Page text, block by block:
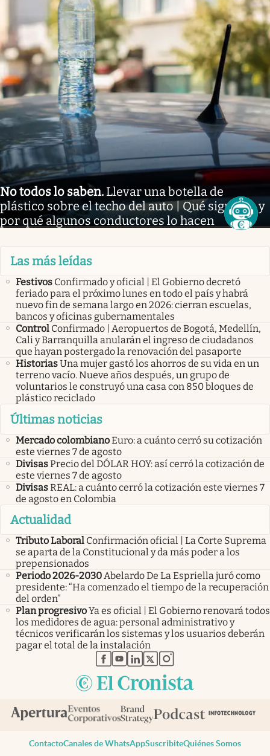
No todos lo saben. Llevar una botella de
plástico sobre el techo del auto | Qué significa y
por qué algunos conductores lo hacen
Las más leídas
Festivos Confirmado y oficial | El Gobierno decretó
feriado para el próximo lunes en todo el país y habrá
nuevo fin de semana largo en 2026: cierran escuelas,
bancos y oficinas gubernamentales
Control Confirmado | Aeropuertos de Bogotá, Medellín,
Cali y Barranquilla anularán el ingreso de ciudadanos
que hayan postergado la renovación del pasaporte
HistoriasUna mujer gastó los ahorros de su vida en un
terreno vacío. Nueve años después, un grupo de
voluntarios le construyó una casa con 850 bloques de
plástico reciclado
Últimas noticias
Mercado colombianoEuro: a cuánto cerró su cotización
este viernes 7 de agosto
DivisasPrecio del DÓLAR HOY: así cerró la cotización de
este viernes 7 de agosto
DivisasREAL: a cuánto cerró la cotización este viernes 7
de agosto en Colombia
Actualidad
Tributo Laboral Confirmación oficial | La Corte Suprema
se aparta de la Constitucional y da más poder a los
prepensionados
Periodo 2026-2030Abelardo De La Espriella juró como
presidente: “Ha comenzado el tiempo de la recuperación
del orden”
Plan progresivoYa es oficial | El Gobierno renovará todos
los medidores de agua: personal administrativo y
técnicos verificarán los sistemas y los usuarios deberán
pagar el total de la instalación
abre en nueva pestaña
abre en nueva pestaña
abre en nueva pestaña
abre en nueva pestaña
abre en nueva pestaña
ContactoCanales de WhatsAppSuscribiteQuiénes Somos